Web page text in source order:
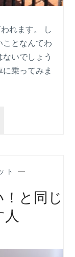
れます。 し
ことなんてわ
いでしょう
乗ってみま
ト —
と同じ